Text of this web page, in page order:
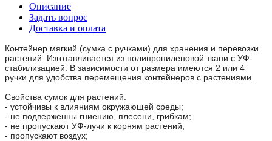
Описание
Задать вопрос
Доставка и оплата
Контейнер мягкий (сумка с ручками) для хранения и перевозки
растений. Изготавливается из полипропиленовой ткани с УФ-
стабилизацией. В зависимости от размера имеются 2 или 4
ручки для удобства перемещения контейнеров с растениями.
Свойства сумок для растений:
- устойчивы к влияниям окружающей среды;
- не подверженны гниению, плесени, грибкам;
- не пропускают УФ-лучи к корням растений;
- пропускают воздух;